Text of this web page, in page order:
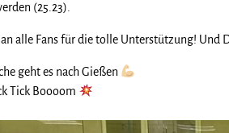
(25.23).
alle Fans für die tolle Unterstützung! Und
geht es nach Gießen
Tick Boooom